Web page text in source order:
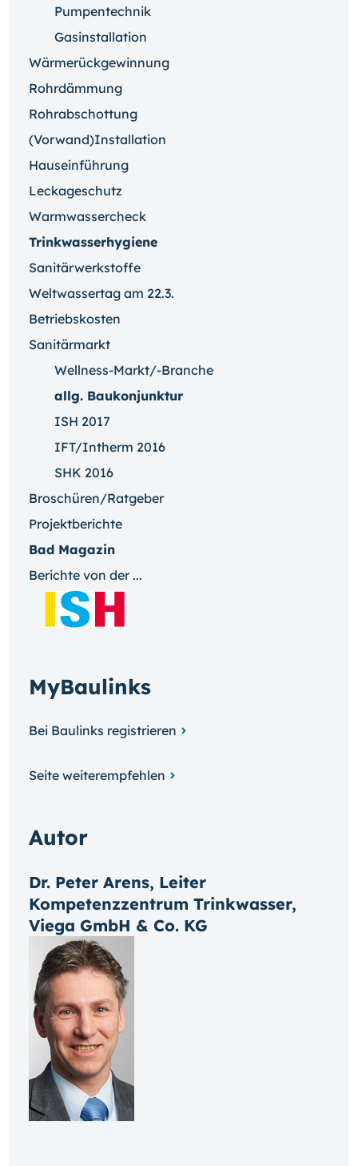
Pumpentechnik
Gasinstallation
Wärmerückgewinnung
Rohrdämmung
Rohrabschottung
(Vorwand)Installation
Hauseinführung
Leckageschutz
Warmwassercheck
Trinkwasserhygiene
Sanitärwerkstoffe
Weltwassertag am 22.3.
Betriebskosten
Sanitärmarkt
Wellness-Markt/-Branche
allg. Baukonjunktur
ISH 2017
IFT/Intherm 2016
SHK 2016
Broschüren/Ratgeber
Projektberichte
Bad Magazin
Berichte von der ...
MyBaulinks
Bei Baulinks registrieren
Seite weiterempfehlen
Autor
Dr. Peter Arens, Leiter
Kompetenzzentrum Trinkwasser,
Viega GmbH & Co. KG